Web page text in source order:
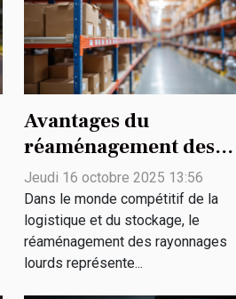
Avantages du
réaménagement des
rayonnages lourds
pour les entreprises
Jeudi 16 octobre 2025 13:56
Dans le monde compétitif de la
logistique et du stockage, le
réaménagement des rayonnages
lourds représente...